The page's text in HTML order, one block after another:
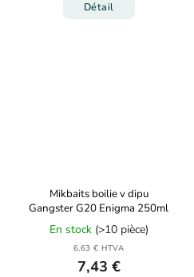
Détail
Mikbaits boilie v dipu
Gangster G20 Enigma 250ml
En stock (>10 pièce)
6,63 € HTVA
7,43 €